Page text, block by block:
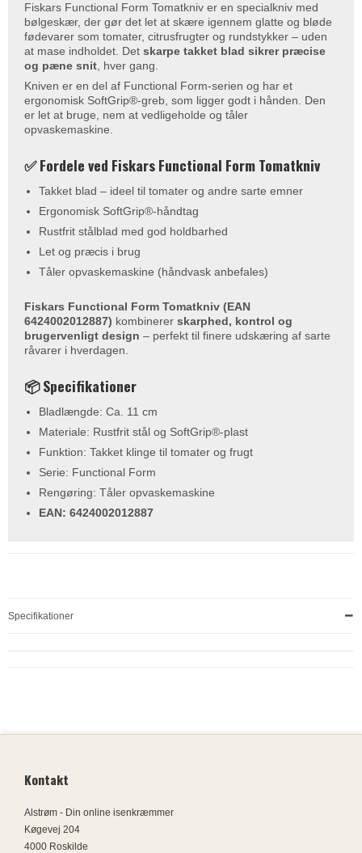
Fiskars Functional Form Tomatkniv er en specialkniv med
bølgeskær, der gør det let at skære igennem glatte og bløde
fødevarer som tomater, citrusfrugter og rundstykker – uden
at mase indholdet. Det skarpe takket blad sikrer præcise
og pæne snit , hver gang.
Kniven er en del af Functional Form-serien og har et
ergonomisk SoftGrip®-greb, som ligger godt i hånden. Den
er let at bruge, nem at vedligeholde og tåler
opvaskemaskine.
✅ Fordele ved Fiskars Functional Form Tomatkniv
Takket blad – ideel til tomater og andre sarte emner
Ergonomisk SoftGrip®-håndtag
Rustfrit stålblad med god holdbarhed
Let og præcis i brug
Tåler opvaskemaskine (håndvask anbefales)
Fiskars Functional Form Tomatkniv (EAN
6424002012887) kombinerer skarphed, kontrol og
brugervenligt design – perfekt til finere udskæring af sarte
råvarer i hverdagen.
📦 Specifikationer
Bladlængde: Ca. 11 cm
Materiale: Rustfrit stål og SoftGrip®-plast
Funktion: Takket klinge til tomater og frugt
Serie: Functional Form
Rengøring: Tåler opvaskemaskine
EAN: 6424002012887
Specifikationer
Kontakt
Alstrøm - Din online isenkræmmer
Køgevej 204
4000 Roskilde